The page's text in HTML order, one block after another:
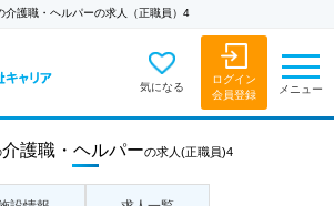
介護職・ヘルパーの求人（正職員）4
気になる
ログイン
会員登録
メニュー
介護職・ヘルパーの求人 (正職員)4